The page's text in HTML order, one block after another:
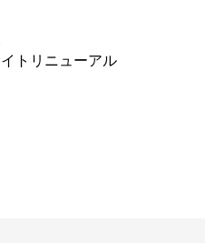
トリニューアル